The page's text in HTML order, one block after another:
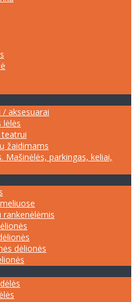
aksesuarai
lėlės
teatrui
žaidimams
Mašinėlės, parkingas, keliai,
rankenėlėmis
dėlionės